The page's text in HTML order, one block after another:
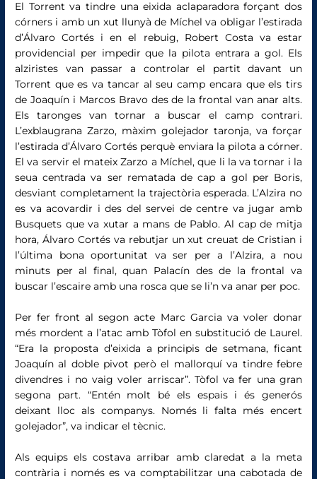
El Torrent va tindre una eixida aclaparadora forçant dos
córners i amb un xut llunyà de Míchel va obligar l’estirada
d’Álvaro Cortés i en el rebuig, Robert Costa va estar
providencial per impedir que la pilota entrara a gol. Els
alziristes van passar a controlar el partit davant un
Torrent que es va tancar al seu camp encara que els tirs
de Joaquín i Marcos Bravo des de la frontal van anar alts.
Els taronges van tornar a buscar el camp contrari.
L’exblaugrana Zarzo, màxim golejador taronja, va forçar
l’estirada d’Álvaro Cortés perquè enviara la pilota a córner.
El va servir el mateix Zarzo a Míchel, que li la va tornar i la
seua centrada va ser rematada de cap a gol per Boris,
desviant completament la trajectòria esperada. L’Alzira no
es va acovardir i des del servei de centre va jugar amb
Busquets que va xutar a mans de Pablo. Al cap de mitja
hora, Álvaro Cortés va rebutjar un xut creuat de Cristian i
l’última bona oportunitat va ser per a l’Alzira, a nou
minuts per al final, quan Palacín des de la frontal va
buscar l’escaire amb una rosca que se li’n va anar per poc.
Per fer front al segon acte Marc Garcia va voler donar
més mordent a l’atac amb Tòfol en substitució de Laurel.
“Era la proposta d’eixida a principis de setmana, ficant
Joaquín al doble pivot però el mallorquí va tindre febre
divendres i no vaig voler arriscar”. Tòfol va fer una gran
segona part. “Entén molt bé els espais i és generós
deixant lloc als companys. Només li falta més encert
golejador”, va indicar el tècnic.
Als equips els costava arribar amb claredat a la meta
contrària i només es va comptabilitzar una cabotada de